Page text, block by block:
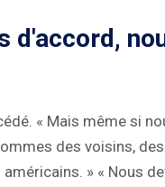
d'accord,
« Mais même si
des voisins,
» « Nous